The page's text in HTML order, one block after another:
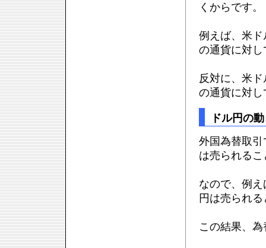
くからです。
例えば、米
の通貨に対
反対に、米
の通貨に対
ドル円の
外国為替取
は売られる
なので、例
円は売られ
この結果、